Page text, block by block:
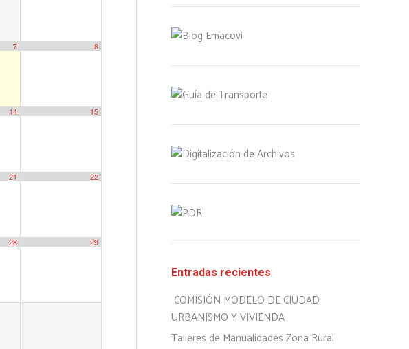
7 8
14 15
21 22
28 29
Entradas recientes
COMISIÓN MODELO DE CIUDAD
URBANISMO Y VIVIENDA
Talleres de Manualidades Zona Rural